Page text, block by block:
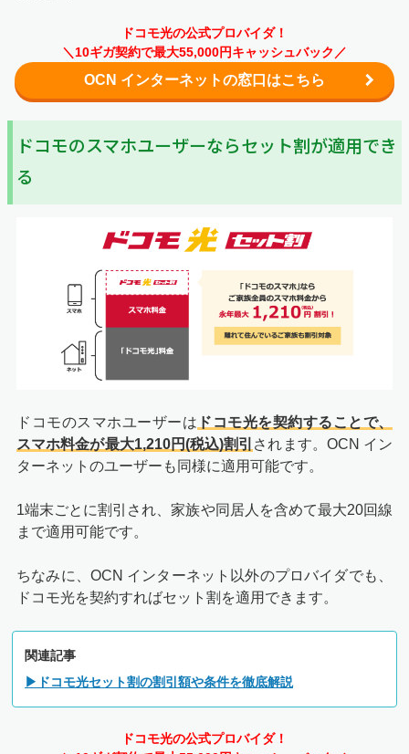
ドコモ光の公式プロバイダ！
＼10ギガ契約で最大55,000円キャッシュバック／
OCN インターネットの窓口はこちら
ドコモのスマホユーザーならセット割が適用でき
る
ドコモのスマホユーザーは ドコモ光を契約することで、
スマホ料金が最大1,210円(税込)割引 されます。OCN イン
ターネットのユーザーも同様に適用可能です。
1端末ごとに割引され、家族や同居人を含めて最大20回線
まで適用可能です。
ちなみに、OCN インターネット以外のプロバイダでも、
ドコモ光を契約すればセット割を適用できます。
関連記事
▶ドコモ光セット割の割引額や条件を徹底解説
ドコモ光の公式プロバイダ！